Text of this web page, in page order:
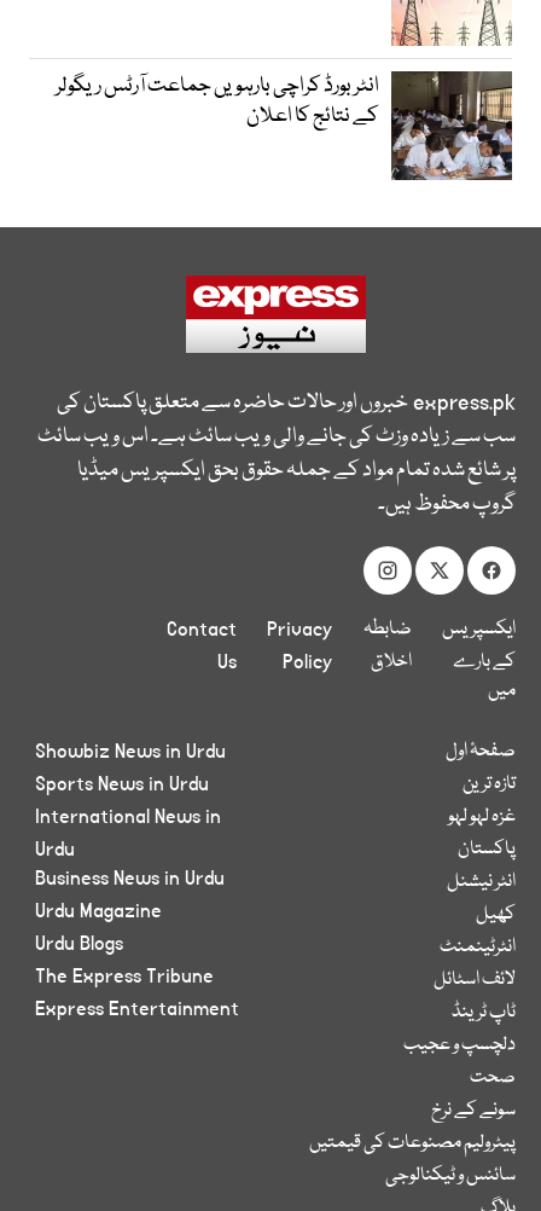
انٹر بورڈ کراچی بارہویں جماعت آرٹس ریگولر
کے نتائج کا اعلان
express.pkخبروں اور حالات حاضرہ سے متعلق پاکستان کی
سب سے زیادہ وزٹ کی جانے والی ویب سائٹ ہے۔ اس ویب سائٹ
پر شائع شدہ تمام مواد کے جملہ حقوق بحق ایکسپریس میڈیا
گروپ محفوظ ہیں۔
ایکسپریس
کے بارے
میں
ضابطہ
اخلاق
Privacy
Policy
Contact
Us
صفحۂ اول
تازہ ترین
غزہ لہو لہو
پاکستان
انٹر نیشنل
کھیل
انٹرٹینمنٹ
لائف اسٹائل
ٹاپ ٹرینڈ
دلچسپ و عجیب
صحت
سونے کے نرخ
پیٹرولیم مصنوعات کی قیمتیں
سائنس و ٹیکنالوجی
Showbiz News in Urdu
Sports News in Urdu
International News in
Urdu
Business News in Urdu
Urdu Magazine
Urdu Blogs
The Express Tribune
Express Entertainment